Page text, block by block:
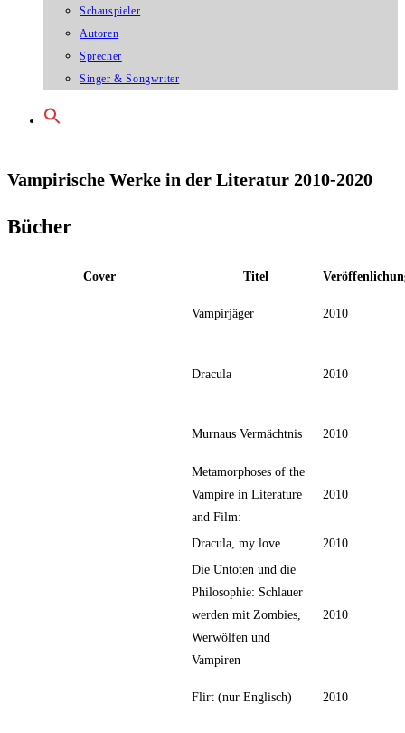
Schauspieler
Autoren
Sprecher
Singer & Songwriter
Vampirische Werke in der Literatur 2010-2020
Bücher
Cover Titel
Vampirjäger 2010
Dracula 2010
Murnaus Vermächtnis 2010
Metamorphoses of the
Vampire in Literature
and Film:
2010
Dracula, my love
2010
Die Untoten und die
Philosophie: Schlauer
werden mit Zombies,
Werwölfen und
Vampiren
2010
Flirt (nur Englisch) 2010